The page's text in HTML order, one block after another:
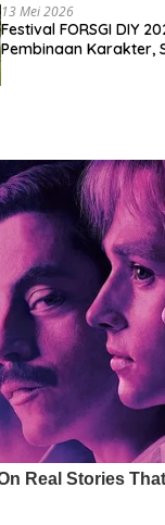
13 Mei 2026
Festival FORSGI DIY
Pembinaan Karakter,